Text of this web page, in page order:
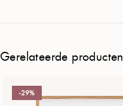
Gerelateerde producten
-29%